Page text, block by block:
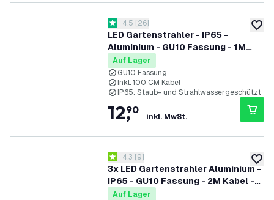
zur
LED Gartenstrahler - IP65 -
Aluminium - GU10 Fassung - 1M
Kabel - Anthrazit
Bewertungsbereich öffnen
4.5 Bewertungssterne
4.5 [26]
Auf Lager
GU10 Fassung
Inkl. 100 CM Kabel
IP65: Staub- und Strahlwassergeschützt
12,
90
inkl. MwSt.
zur
3x LED Gartenstrahler Aluminium -
IP65 - GU10 Fassung - 2M Kabel -
Schwarz
Bewertungsbereich öffnen
4.3 Bewertungssterne
4.3 [9]
Auf Lager